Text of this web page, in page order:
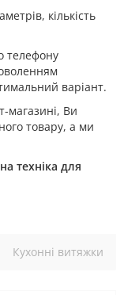
кількість
телефону
варіант.
магазині, Ви
товару, а ми
техніка для
Кухонні витяжки